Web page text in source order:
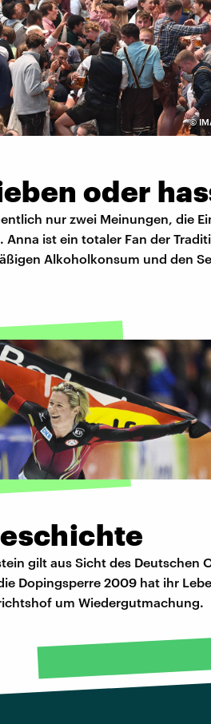
©
oder
nur zwei Meinungen, die
Anna ist ein totaler Fan der
Alkoholkonsum und den
gilt aus Sicht des Deutschen
Dopingsperre 2009 hat ihr
um Wiedergutmachung.